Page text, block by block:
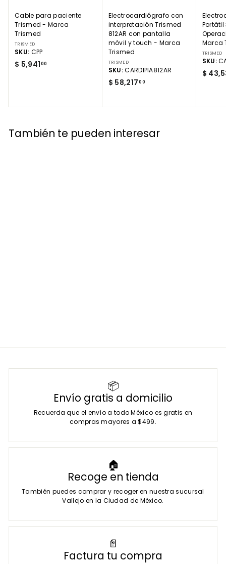
Cable para paciente
Trismed - Marca
Trismed
TRISMED
SKU: CPP
$ 5,94100
4
0
Electrocardiógrafo con
interpretación Trismed
812AR con pantalla
móvil y touch - Marca
Trismed
TRISMED
SKU:CARDIPIA812AR
$ 58,21700$
1
Marca
TRISMED
SKU:
$
También te pueden interesar
7
0
📦
Envío gratis a domicilio
Recuerda que el envío a todo México es gratis en
compras mayores a $499.
🏠
Recoge en tienda
También puedes comprar y recoger en nuestra sucursal
Vallejo en la Ciudad de México.
📄
Factura tu compra